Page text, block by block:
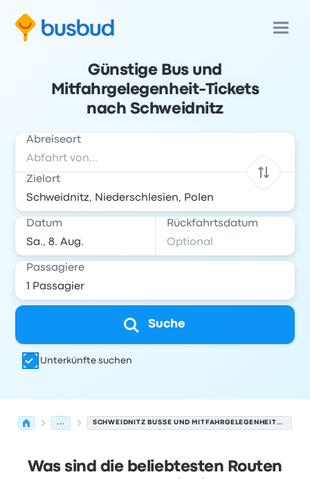
Günstige Bus und
Mitfahrgelegenheit-Tickets
nach Schweidnitz
Abreiseort
Zielort
Datum Rückfahrtsdatum
Passagiere
Suche
Unterkünfte suchen
... SCHWEIDNITZ BUSSE UND MITFAHRGELEGENHEITEN.
Was sind die beliebtesten Routen